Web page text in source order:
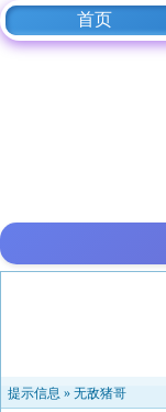
首页
提示信息 » 无敌猪哥